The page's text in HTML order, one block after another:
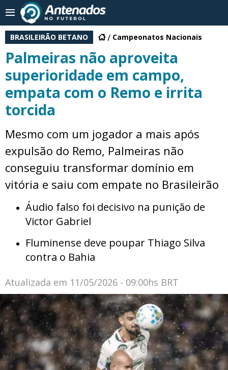
BRASILEIRÃO BETANO Campeonatos Nacionais
Palmeiras não aproveita
superioridade em campo,
empata com o Remo e irrita
torcida
Mesmo com um jogador a mais após
expulsão do Remo, Palmeiras não
conseguiu transformar domínio em
vitória e saiu com empate no Brasileirão
Áudio falso foi decisivo na punição de
Victor Gabriel
Fluminense deve poupar Thiago Silva
contra o Bahia
Atualizada em 11/05/2026 - 09:00hs BRT